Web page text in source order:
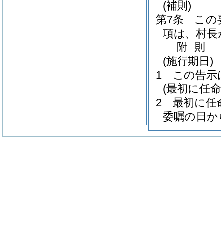
(補則)
第7条
この
項は、村
附 則
(施行期日)
1
この告示
(最初に任
2
最初に任
委嘱の日